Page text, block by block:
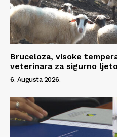
Bruceloza, visoke
veterinara za sigurno ljeto
6. Augusta 2026.